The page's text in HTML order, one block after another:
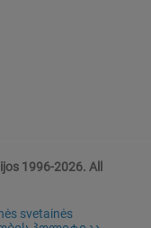
1996-2026. All
svetainės